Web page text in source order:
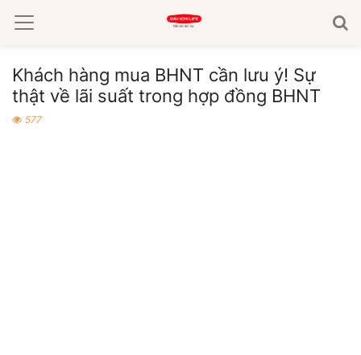
Khách hàng mua BHNT cần lưu ý! Sự
thật về lãi suất trong hợp đồng BHNT
577